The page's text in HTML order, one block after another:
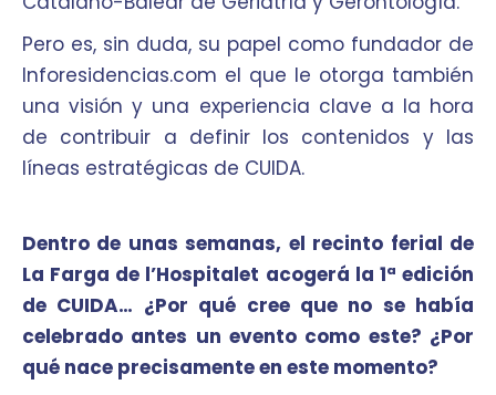
Pero es, sin duda, su papel como fundador de
Inforesidencias.com el que le otorga también
una visión y una experiencia clave a la hora
de contribuir a definir los contenidos y las
líneas estratégicas de CUIDA.
Dentro de unas semanas, el recinto ferial de
La Farga de l’Hospitalet acogerá la 1ª edición
de CUIDA… ¿Por qué cree que no se había
celebrado antes un evento como este? ¿Por
qué nace precisamente en este momento?